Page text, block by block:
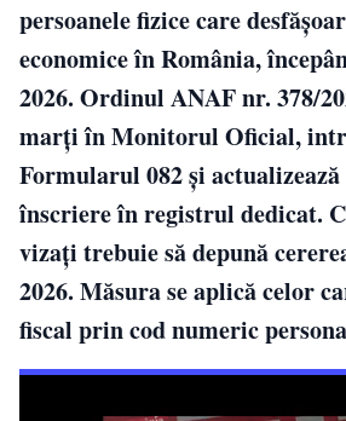
persoanele fizice care
economice în România,
2026. Ordinul ANAF nr. 378/
marți în Monitorul Oficial,
Formularul 082 și
înscriere în registrul dedicat.
vizați trebuie să depună
2026. Măsura se aplică celor
fiscal prin cod numeric